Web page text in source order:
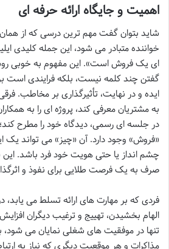
اهمیت و جایگاه ارائه حرفه ای
شاید بتوان گفت مهم ترین درسی که از همان
خواننده متبادر می شود، این جمله کلیدی
ای یک فروش است». این مفهوم به خوبی
گفتن چند کلمه نیست، بلکه فرایندی است
ایده و در نهایت، تأثیرگذاری بر مخاطب.
به مشتریان معرفی کند، پروژه ای را به
در جلسه ای رسمی، دیدگاه خود را مطرح
«فروش» وجود دارد. آن «چیز» می تواند
چشم انداز یا حتی هویت خود فرد باشد. این
صرف به یک فرصت طلایی برای نفوذ و
فردی که بر مهارت های ارائه تسلط می یابد،
الهام بخشیدن، تهییج و ترغیب دیگران
تنها در موفقیت های شغلی نمایان می
مذاکرات و هر موقعیت دیگری که نیاز به